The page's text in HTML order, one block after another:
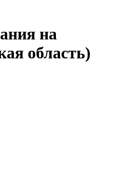
на
область)